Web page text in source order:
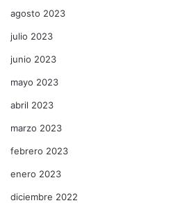
agosto 2023
julio 2023
junio 2023
mayo 2023
abril 2023
marzo 2023
febrero 2023
enero 2023
diciembre 2022